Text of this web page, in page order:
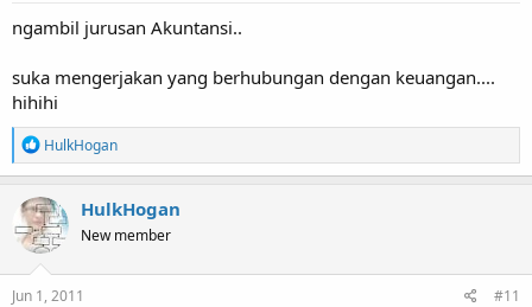
ngambil jurusan Akuntansi..
suka mengerjakan yang berhubungan dengan keuangan....
hihihi
R
e
a
c
t
i
o
n
HulkHogan
HulkHogan
New member
Jun 1, 2011 #11